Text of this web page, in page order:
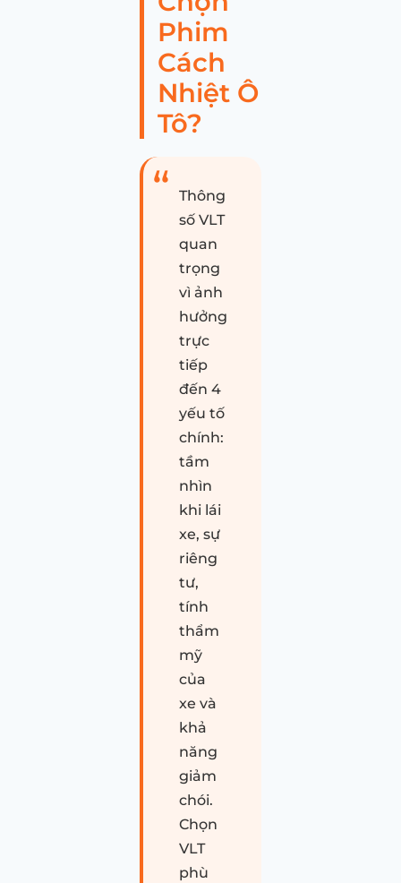
Phim
Cách
Nhiệt Ô
Tô?
Thông
số VLT
quan
trọng
vì ảnh
hưởng
trực
tiếp
đến 4
yếu tố
chính:
tầm
nhìn
khi lái
xe, sự
riêng
tư,
tính
thẩm
mỹ
của
xe và
khả
năng
giảm
chói.
Chọn
VLT
phù